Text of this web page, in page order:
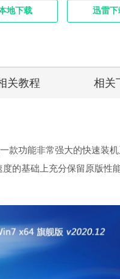
地下载 迅雷下
关教程 相关
款功能非常强大的快速装
的基础上充分保留原版性